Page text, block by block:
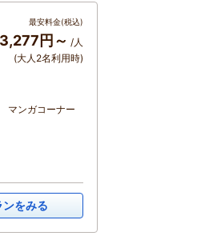
最安料金(税込)
3,277円～ /人
(大人2名利用時)
マンガコーナー
をみる